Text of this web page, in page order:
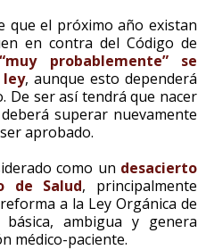
que el próximo año existan
en contra del Código de
“muy probablemente” se
, aunque esto dependerá
De ser así tendrá que nacer
superar nuevamente
aprobado.
como un desacierto
de Salud, principalmente
a la Ley Orgánica de
ambigua y genera
médico-paciente.